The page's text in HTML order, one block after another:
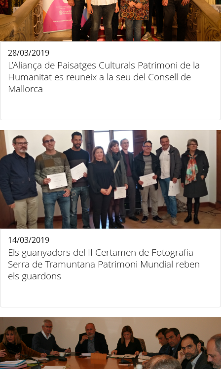
L’Aliança de Paisatges Culturals Patrimoni de la
Humanitat es reuneix a la seu del Consell de
Mallorca
28/03/2019
Els guanyadors del II Certamen de Fotografia
Serra de Tramuntana Patrimoni Mundial reben
els guardons
14/03/2019